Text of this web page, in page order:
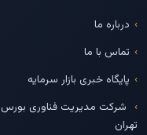
درباره ما
تماس با ما
پایگاه خبری بازار سرمایه
شرکت مدیریت فناوری بورس
تهران